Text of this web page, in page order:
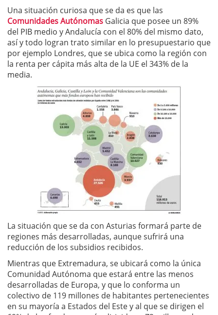
Una situación curiosa que se da es que las
Comunidades Autónomas Galicia que posee un 89%
del PIB medio y Andalucía con el 80% del mismo dato,
así y todo logran trato similar en lo presupuestario que
por ejemplo Londres, que se ubica como la región con
la renta per cápita más alta de la UE el 343% de la
media.
La situación que se da con Asturias formará parte de
regiones más desarrolladas, aunque sufrirá una
reducción de los subsidios recibidos.
Mientras que Extremadura, se ubicará como la única
Comunidad Autónoma que estará entre las menos
desarrolladas de Europa, y que lo conforma un
colectivo de 119 millones de habitantes pertenecientes
en su mayoría a Estados del Este y al que se dirigen el